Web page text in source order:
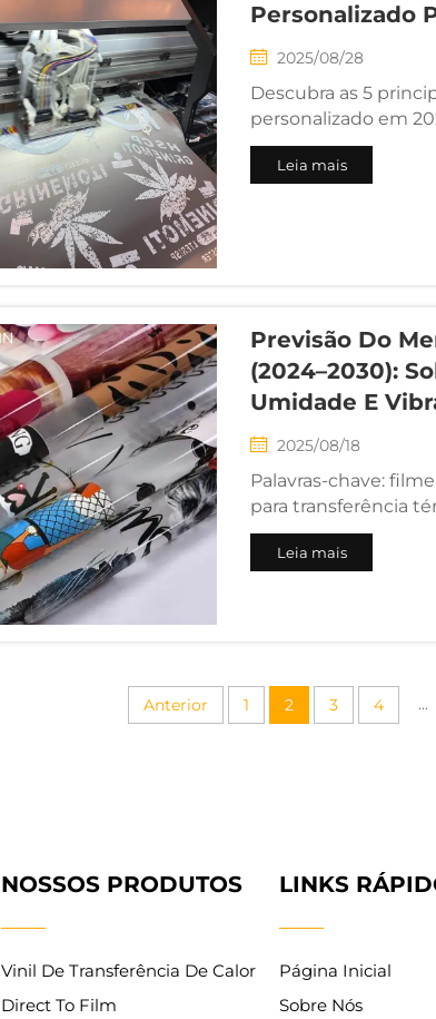
Personalizado
2025/08/28
Descubra as 5
personalizado em
moda e da
impressão DTF,
Leia mais
Previsão Do
(2024–2030):
Umidade E
2025/08/18
Palavras-chave:
para transferência
direta de fábrica 📈
Impressão DTF De
Leia mais
Anterior 1 2 3 4 ...
NOSSOS PRODUTOS
Vinil De Transferência De Calor
Direct To Film
LINKS
Página Inicial
Sobre Nós